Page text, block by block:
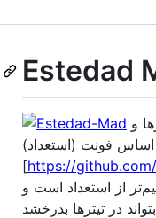
فونت (استعداد)
[https://
از استعداد است و
در تیترها بدرخشد